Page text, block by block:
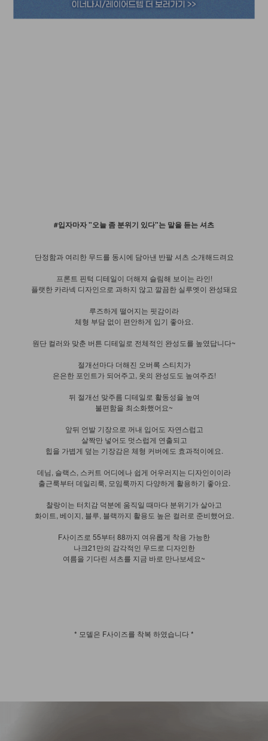
#입자마자 "오늘 좀 분위기 있다"는 말을 듣는 셔츠
단정함과 여리한 무드를 동시에 담아낸 반팔 셔츠 소개해드려요
프론트 핀턱 디테일이 더해져 슬림해 보이는 라인!
플랫한 카라넥 디자인으로 과하지 않고 깔끔한 실루엣이 완성돼요
루즈하게 떨어지는 핏감이라
체형 부담 없이 편안하게 입기 좋아요.
원단 컬러와 맞춘 버튼 디테일로 전체적인 완성도를 높였답니다~
절개선마다 더해진 오버록 스티치가
은은한 포인트가 되어주고, 옷의 완성도도 높여주죠!
뒤 절개선 맞주름 디테일로 활동성을 높여
불편함을 최소화했어요~
앞뒤 언발 기장으로 꺼내 입어도 자연스럽고
살짝만 넣어도 멋스럽게 연출되고
힙을 가볍게 덮는 기장감은 체형 커버에도 효과적이에요.
데님, 슬랙스, 스커트 어디에나 쉽게 어우러지는 디자인이이라
출근룩부터 데일리룩, 모임룩까지 다양하게 활용하기 좋아요.
찰랑이는 터치감 덕분에 움직일 때마다 분위기가 살아고
화이트, 베이지, 블루, 블랙까지 활용도 높은 컬러로 준비했어요.
F사이즈로 55부터 88까지 여유롭게 착용 가능한
나크21만의 감각적인 무드로 디자인한
여름을 기다린 셔츠를 지금 바로 만나보세요~
* 모델은 F사이즈를 착복 하였습니다 *